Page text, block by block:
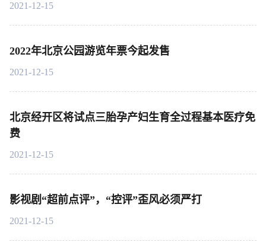
2021-12-15
2022年北京公园游览年票今起发售
2021-12-15
北京经开区将试点三胎孕产妇生育全过程基本医疗免
费
2021-12-15
影视剧“超前点评”，“控评”歪风必须严打
2021-12-15